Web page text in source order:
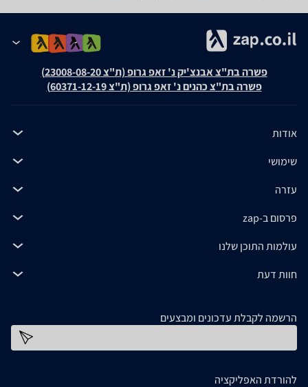
פשרה בת"צ אבנצ'יק נ' זאפ גרופ (ת"צ 23008-08-20)
פשרה בת"צ כהנים נ' זאפ גרופ (ת"צ 60371-12-19)
אודות
שימושי
עזרה
פרסום ב-zap
עולמות התוכן שלנו
חוות דעת
הרשמה לקבלת עדכונים ומבצעים
להורדת האפליקציה